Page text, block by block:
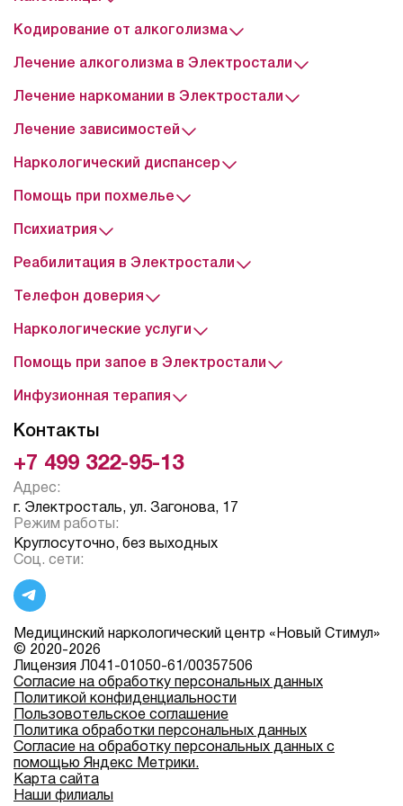
Кодирование от алкоголизма
Лечение алкоголизма в Электростали
Лечение наркомании в Электростали
Лечение зависимостей
Наркологический диспансер
Помощь при похмелье
Психиатрия
Реабилитация в Электростали
Телефон доверия
Наркологические услуги
Помощь при запое в Электростали
Инфузионная терапия
Контакты
+7 499 322-95-13
Адрес:
г. Электросталь, ул. Загонова, 17
Режим работы:
Круглосуточно, без выходных
Соц. сети:
Медицинский наркологический центр «Новый Стимул»
© 2020-2026
Лицензия Л041-01050-61/00357506
Согласие на обработку персональных данных
Политикой конфиденциальности
Пользовотельское соглашение
Политика обработки персональных данных
Согласие на обработку персональных данных с
помощью Яндекс Метрики.
Карта сайта
Наши филиалы